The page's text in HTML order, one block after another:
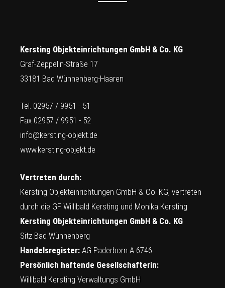
Kersting Objekteinrichtungen GmbH & Co. KG
Graf-Zeppelin-Straße 17
33181 Bad Wünnenberg-Haaren
Tel. 02957 / 9951 - 51
Fax 02957 / 9951 - 52
info@kersting-objekt.de
www.kersting-objekt.de
Vertreten durch:
Kersting Objekteinrichtungen GmbH & Co. KG, vertreten
durch die GF Willibald Kersting und Monika Kersting
Kersting Objekteinrichtungen GmbH & Co. KG
Sitz Bad Wünnenberg
Handelsregister: AG Paderborn A 6746
Persönlich haftende Gesellschafterin:
Willibald Kersting Verwaltungs GmbH